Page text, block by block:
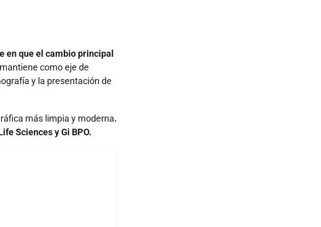
en que el cambio principal
como eje de
y la presentación de
más limpia y moderna.
Sciences y Gi BPO.